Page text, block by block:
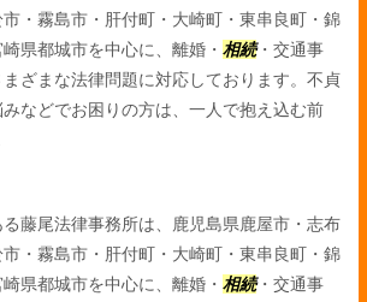
・霧島市・肝付町・大崎町・東串良町・錦
県都城市を中心に、離婚・ 相続・交通事
ざまな法律問題に対応しております。不貞
などでお困りの方は、一人で抱え込む前
藤尾法律事務所は、鹿児島県鹿屋市・志布
・霧島市・肝付町・大崎町・東串良町・錦
県都城市を中心に、離婚・ 相続・交通事